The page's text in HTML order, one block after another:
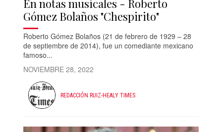
En notas musicales - Roberto
Gómez Bolaños "Chespirito"
Roberto Gómez Bolaños (21 de febrero de 1929 – 28
de septiembre de 2014), fue un comediante mexicano
famoso...
NOVIEMBRE 28, 2022
REDACCIÓN RUIZ-HEALY TIMES